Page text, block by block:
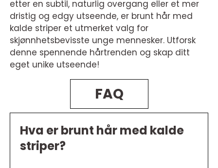
etter en subtil, naturlig overgang eller et mer
dristig og edgy utseende, er brunt hår med
kalde striper et utmerket valg for
skjønnhetsbevisste unge mennesker. Utforsk
denne spennende hårtrenden og skap ditt
eget unike utseende!
FAQ
Hva er brunt hår med kalde
striper?